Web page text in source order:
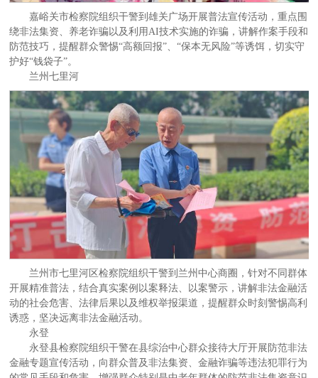
嘉峪关市检察院组织干警到雄关广场开展普法宣传活动，重点围
绕非法集资、养老诈骗以及利用AI技术实施的诈骗，讲解作案手段和
防范技巧，提醒群众警惕“高额回报”、“保本无风险”等诱饵，切实守
护好“钱袋子”。
兰州七里河
兰州市七里河区检察院组织干警到兰州中心商圈，针对不同群体
开展精准普法，结合真实案例以案释法、以案警示，讲解非法金融活
动的社会危害、法律后果以及维权举报渠道，提醒群众时刻警惕高利
诱惑，坚决远离非法金融活动。
永登
永登县检察院组织干警在县综治中心群众接待大厅开展防范非法
金融专题宣传活动，向群众普及非法集资、金融诈骗等违法犯罪行为